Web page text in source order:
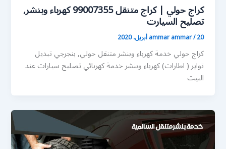
كراج حولي | كراج متنقل 99007355 كهرباء وبنشر,
تصليح السيارت
ammar ammar/20 أبريل، 2020
كراج حولي خدمة كهرباء وبنشر متنقل حولي, بنجرجي تبديل
تواير ( اطارات) كهرباء وبنشر خدمة كهربائي تصليح سيارات عند
البيت